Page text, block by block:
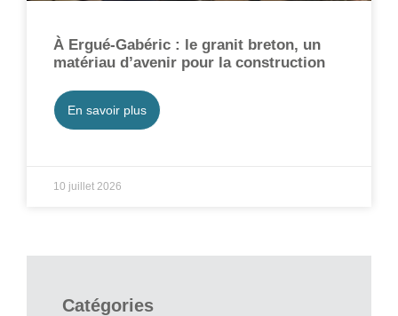
À Ergué-Gabéric : le granit breton, un
matériau d’avenir pour la construction
En savoir plus
10 juillet 2026
Catégories